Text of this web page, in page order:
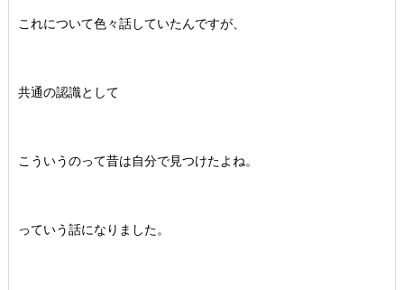
これについて色々話していたんですが、
共通の認識として
こういうのって昔は自分で見つけたよね。
っていう話になりました。